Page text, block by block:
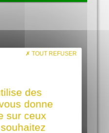
botaniste, naturaliste,
des
donne
sur ceux
TOUT REFUSER